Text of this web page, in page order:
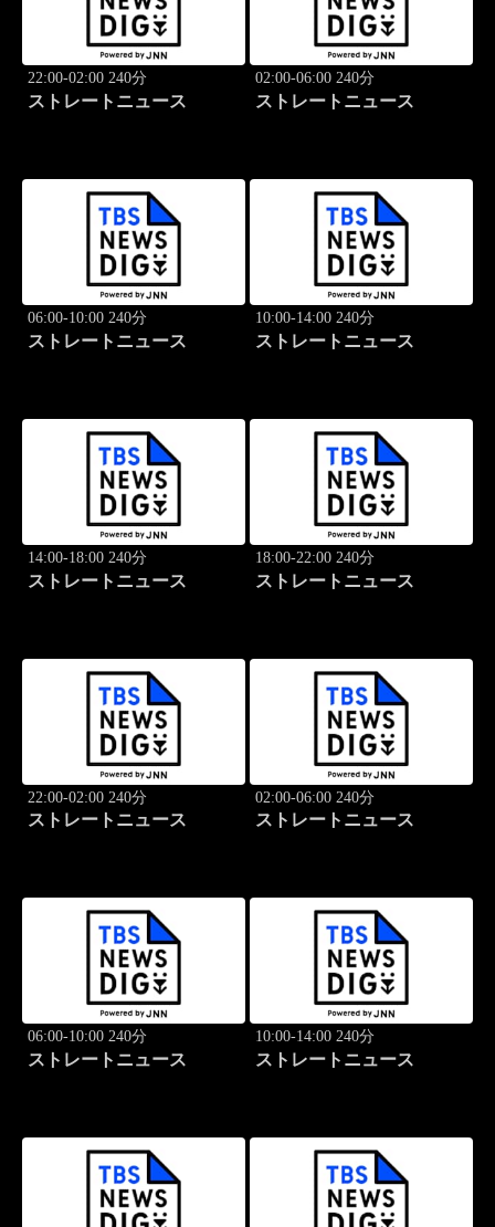
22:00-02:00 240分
ストレートニュース
02:00-06:00 240分
ストレートニュース
06:00-10:00 240分
ストレートニュース
10:00-14:00 240分
ストレートニュース
14:00-18:00 240分
ストレートニュース
18:00-22:00 240分
ストレートニュース
22:00-02:00 240分
ストレートニュース
02:00-06:00 240分
ストレートニュース
06:00-10:00 240分
ストレートニュース
10:00-14:00 240分
ストレートニュース